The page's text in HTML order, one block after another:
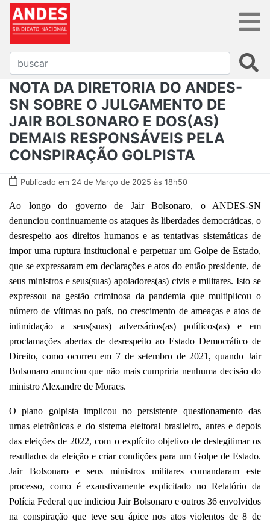
NOTA DA DIRETORIA DO ANDES-
SN SOBRE O JULGAMENTO DE
JAIR BOLSONARO E DOS(AS)
DEMAIS RESPONSÁVEIS PELA
CONSPIRAÇÃO GOLPISTA
Publicado em 24 de Março de 2025 às 18h50
Ao longo do governo de Jair Bolsonaro, o ANDES-SN
denunciou continuamente os ataques às liberdades democráticas, o
desrespeito aos direitos humanos e as tentativas sistemáticas de
impor uma ruptura institucional e perpetuar um Golpe de Estado,
que se expressaram em declarações e atos do então presidente, de
seus ministros e seus(suas) apoiadores(as) civis e militares. Isto se
expressou na gestão criminosa da pandemia que multiplicou o
número de vítimas no país, no crescimento de ameaças e atos de
intimidação a seus(suas) adversários(as) políticos(as) e em
proclamações abertas de desrespeito ao Estado Democrático de
Direito, como ocorreu em 7 de setembro de 2021, quando Jair
Bolsonaro anunciou que não mais cumpriria nenhuma decisão do
ministro Alexandre de Moraes.
O plano golpista implicou no persistente questionamento das
urnas eletrônicas e do sistema eleitoral brasileiro, antes e depois
das eleições de 2022, com o explícito objetivo de deslegitimar os
resultados da eleição e criar condições para um Golpe de Estado.
Jair Bolsonaro e seus ministros militares comandaram este
processo, como é exaustivamente explicitado no Relatório da
Polícia Federal que indiciou Jair Bolsonaro e outros 36 envolvidos
na conspiração que teve seu ápice nos atos violentos de 8 de